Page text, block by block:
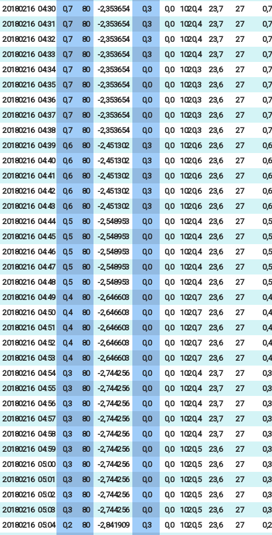
20180216 04:30 0,7 80 -2,353654 0,3 0,0 1020,4 23,7 27
0,7
20180216 04:31 0,7 80 -2,353654 0,3 0,0 1020,4 23,7 27
0,7
20180216 04:32 0,7 80 -2,353654 0,3 0,0 1020,4 23,7 27
0,7
20180216 04:33 0,7 80 -2,353654 0,3 0,0 1020,4 23,7 27
0,7
20180216 04:34 0,7 80 -2,353654 0,0 0,0 1020,3 23,6 27
0,7
20180216 04:35 0,7 80 -2,353654 0,0 0,0 1020,3 23,6 27
0,7
20180216 04:36 0,7 80 -2,353654 0,0 0,0 1020,3 23,6 27
0,7
20180216 04:37 0,7 80 -2,353654 0,0 0,0 1020,3 23,6 27
0,7
20180216 04:38 0,7 80 -2,353654 0,0 0,0 1020,3 23,6 27
0,7
20180216 04:39 0,6 80 -2,451302 0,3 0,0 1020,6 23,6 27
0,6
20180216 04:40 0,6 80 -2,451302 0,3 0,0 1020,6 23,6 27
0,6
20180216 04:41 0,6 80 -2,451302 0,3 0,0 1020,6 23,6 27
0,6
20180216 04:42 0,6 80 -2,451302 0,3 0,0 1020,6 23,6 27
0,6
20180216 04:43 0,6 80 -2,451302 0,3 0,0 1020,6 23,6 27
0,6
20180216 04:44 0,5 80 -2,548953 0,0 0,0 1020,4 23,6 27
0,5
20180216 04:45 0,5 80 -2,548953 0,0 0,0 1020,4 23,6 27
0,5
20180216 04:46 0,5 80 -2,548953 0,0 0,0 1020,4 23,6 27
0,5
20180216 04:47 0,5 80 -2,548953 0,0 0,0 1020,4 23,6 27
0,5
20180216 04:48 0,5 80 -2,548953 0,0 0,0 1020,4 23,6 27
0,5
20180216 04:49 0,4 80 -2,646603 0,0 0,0 1020,7 23,6 27
0,4
20180216 04:50 0,4 80 -2,646603 0,0 0,0 1020,7 23,6 27
0,4
20180216 04:51 0,4 80 -2,646603 0,0 0,0 1020,7 23,6 27
0,4
20180216 04:52 0,4 80 -2,646603 0,0 0,0 1020,7 23,6 27
0,4
20180216 04:53 0,4 80 -2,646603 0,0 0,0 1020,7 23,6 27
0,4
20180216 04:54 0,3 80 -2,744256 0,0 0,0 1020,4 23,7 27
0,3
20180216 04:55 0,3 80 -2,744256 0,0 0,0 1020,4 23,7 27
0,3
20180216 04:56 0,3 80 -2,744256 0,0 0,0 1020,4 23,7 27
0,3
20180216 04:57 0,3 80 -2,744256 0,0 0,0 1020,4 23,7 27
0,3
20180216 04:58 0,3 80 -2,744256 0,0 0,0 1020,4 23,7 27
0,3
20180216 04:59 0,3 80 -2,744256 0,0 0,0 1020,5 23,6 27
0,3
20180216 05:00 0,3 80 -2,744256 0,0 0,0 1020,5 23,6 27
0,3
20180216 05:01 0,3 80 -2,744256 0,0 0,0 1020,5 23,6 27
0,3
20180216 05:02 0,3 80 -2,744256 0,0 0,0 1020,5 23,6 27
0,3
20180216 05:03 0,3 80 -2,744256 0,0 0,0 1020,5 23,6 27
0,3
20180216 05:04 0,2 80 -2,841909 0,3 0,0 1020,5 23,6 27
0,2